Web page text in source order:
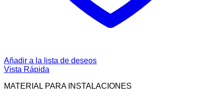
Añadir a la lista de deseos
Vista Rápida
MATERIAL PARA INSTALACIONES